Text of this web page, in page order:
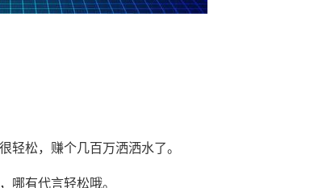
轻松，赚个几百万洒洒水了。
哪有代言轻松哦。